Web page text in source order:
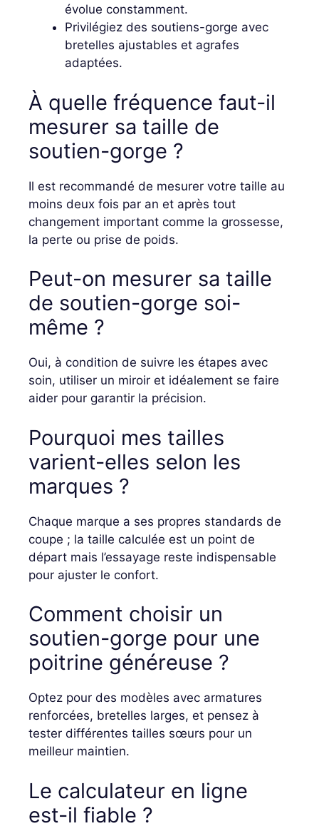
évolue constamment.
Privilégiez des soutiens-gorge avec
bretelles ajustables et agrafes
adaptées.
À quelle fréquence faut-il
mesurer sa taille de
soutien-gorge ?
Il est recommandé de mesurer votre taille au
moins deux fois par an et après tout
changement important comme la grossesse,
la perte ou prise de poids.
Peut-on mesurer sa taille
de soutien-gorge soi-
même ?
Oui, à condition de suivre les étapes avec
soin, utiliser un miroir et idéalement se faire
aider pour garantir la précision.
Pourquoi mes tailles
varient-elles selon les
marques ?
Chaque marque a ses propres standards de
coupe ; la taille calculée est un point de
départ mais l’essayage reste indispensable
pour ajuster le confort.
Comment choisir un
soutien-gorge pour une
poitrine généreuse ?
Optez pour des modèles avec armatures
renforcées, bretelles larges, et pensez à
tester différentes tailles sœurs pour un
meilleur maintien.
Le calculateur en ligne
est-il fiable ?